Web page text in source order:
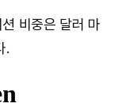
비중은 달러 마
.